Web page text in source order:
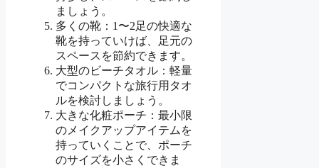
ましょう。
多くの靴：1〜2足の快適な
靴を持っていけば、足元の
スペースを節約できます。
大型のビーチタオル：軽量
でコンパクトな旅行用タオ
ルを検討しましょう。
大きな化粧ポーチ：最小限
のメイクアップアイテムを
持っていくことで、ポーチ
のサイズを小さくできま